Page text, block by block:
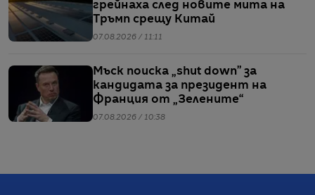
грейнаха след новите мита на
Тръмп срещу Китай
07.08.2026 / 11:11
Мъск поиска „shut down” за
кандидата за президент на
Франция от „Зелените“
07.08.2026 / 10:38